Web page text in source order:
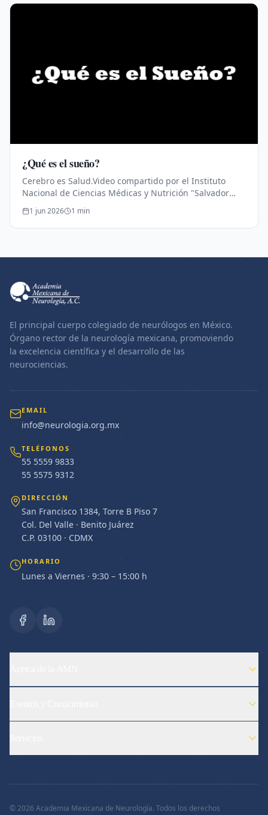
¿Qué es el sueño?
Cerebro es Salud.Video compartido por el Instituto
Nacional de Ciencias Médicas y Nutrición "Salvador
Zubirán".Educación para la Salud.
1 jun 2026 1 min
El principal cuerpo colegiado de neurólogos en México.
Órgano rector de la neurología mexicana, promoviendo
la excelencia científica y el desarrollo de las
neurociencias.
EMAIL
info@neurologia.org.mx
TELÉFONOS
55 5559 9833
55 5575 9312
DIRECCIÓN
San Francisco 1384, Torre B Piso 7
Col. Del Valle · Benito Juárez
C.P. 03100 · CDMX
HORARIO
Lunes a Viernes · 9:30 – 15:00 h
© 2026 Academia Mexicana de Neurología. Todos los derechos